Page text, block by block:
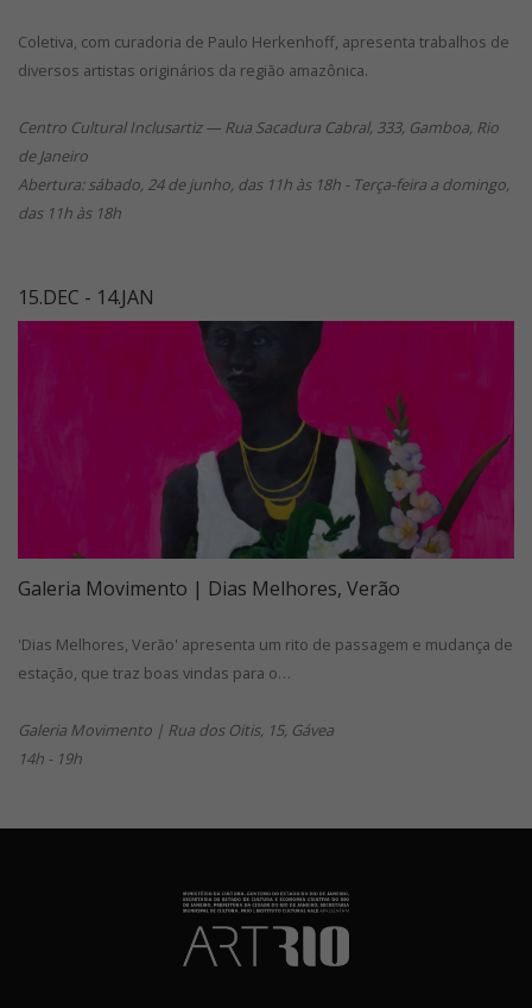
Coletiva, com curadoria de Paulo Herkenhoff, apresenta trabalhos de
diversos artistas originários da região amazônica.
Centro Cultural Inclusartiz — Rua Sacadura Cabral, 333, Gamboa, Rio
de Janeiro
Abertura: sábado, 24 de junho, das 11h às 18h - Terça-feira a domingo,
das 11h às 18h
15.DEC - 14.JAN
Galeria Movimento | Dias Melhores, Verão
'Dias Melhores, Verão' apresenta um rito de passagem e mudança de
estação, que traz boas vindas para o…
Galeria Movimento | Rua dos Oitis, 15, Gávea
14h - 19h